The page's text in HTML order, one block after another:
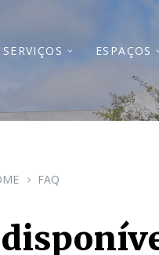
SERVIÇOS ESPAÇOS
FAQ